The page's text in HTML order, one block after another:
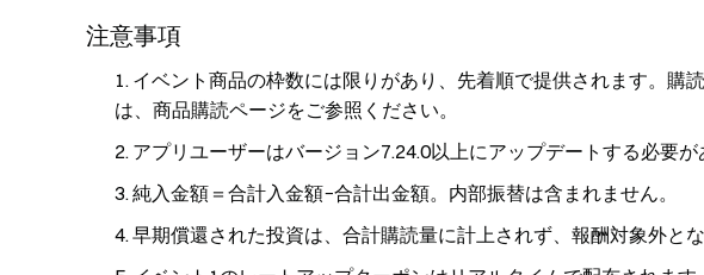
注意事項
イベント商品の枠数には限りがあり、先着順で提供されます。購
は、商品購読ページをご参照ください。
アプリユーザーはバージョン7.24.0以上にアップデートする必要が
純入金額＝合計入金額−合計出金額。内部振替は含まれません。
早期償還された投資は、合計購読量に計上されず、報酬対象外とな